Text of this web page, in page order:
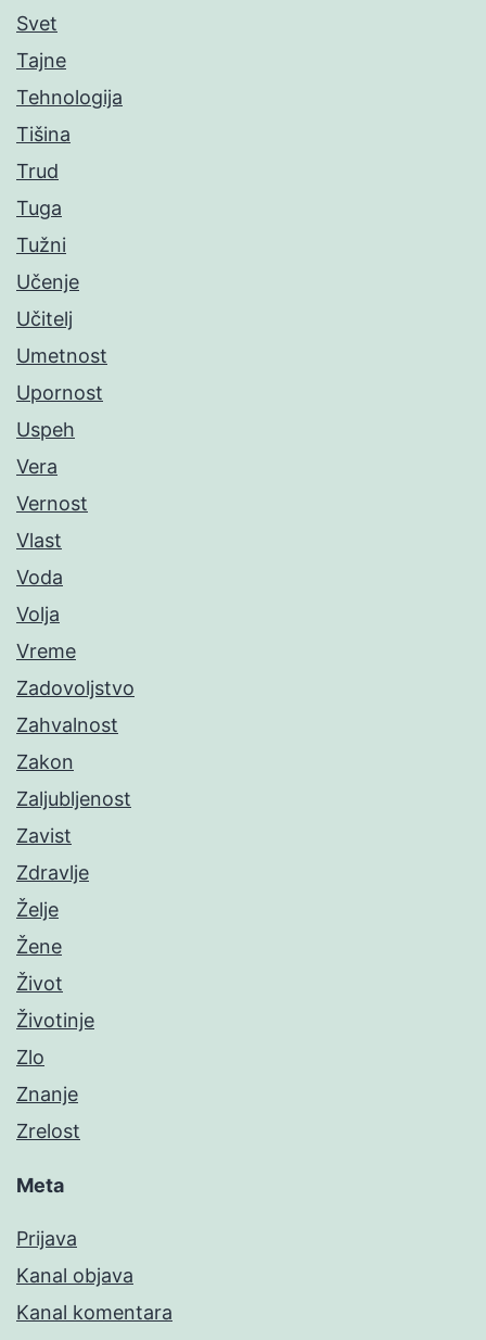
Svet
Tajne
Tehnologija
Tišina
Trud
Tuga
Tužni
Učenje
Učitelj
Umetnost
Upornost
Uspeh
Vera
Vernost
Vlast
Voda
Volja
Vreme
Zadovoljstvo
Zahvalnost
Zakon
Zaljubljenost
Zavist
Zdravlje
Želje
Žene
Život
Životinje
Zlo
Znanje
Zrelost
Meta
Prijava
Kanal objava
Kanal komentara